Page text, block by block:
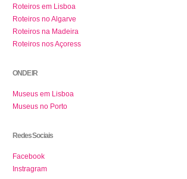
Roteiros em Lisboa
Roteiros no Algarve
Roteiros na Madeira
Roteiros nos Açoress
ONDE IR
Museus em Lisboa
Museus no Porto
Redes Sociais
Facebook
Instragram